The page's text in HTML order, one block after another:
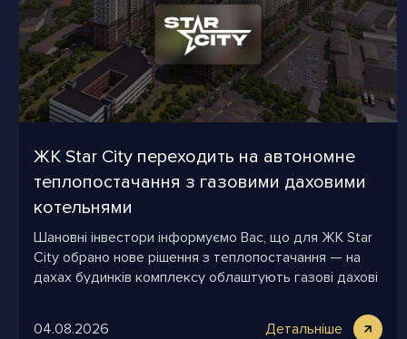
ЖК Star City переходить на автономне
теплопостачання з газовими даховими
котельнями
Шановні інвестори інформуємо Вас, що для ЖК Star
City обрано нове рішення з теплопостачання — на
дахах будинків комплексу облаштують газові дахові
04.08.2026
Детальніше